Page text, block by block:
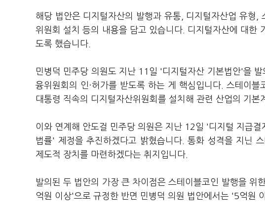
해당 법안은 디지털자산의 발행과 유통, 디지털자산업 유형
위원회 설치 등의 내용을 담고 있습니다. 디지털자산에 대한
도록 했습니다.
민병덕 민주당 의원도 지난 11일 '디지털자산 기본법안'을
융위원회의 인·허가를 받도록 하는 게 핵심입니다. 스테이
대통령 직속의 디지털자산위원회를 설치해 관련 산업의 기본
이와 연계해 안도걸 민주당 의원은 지난 12일 '디지털 지급
법률' 제정을 추진하겠다고 밝혔습니다. 통화 성격을 지닌
제도적 장치를 마련하겠다는 취지입니다.
발의된 두 법안의 가장 큰 차이점은 스테이블코인 발행을
억원 이상'으로 규정한 반면 민병덕 의원 법안에서는 '5억원